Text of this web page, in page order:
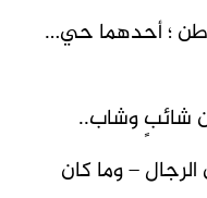
؛ أحدهما حي…
شائبٍ وشاب..
– وما كان